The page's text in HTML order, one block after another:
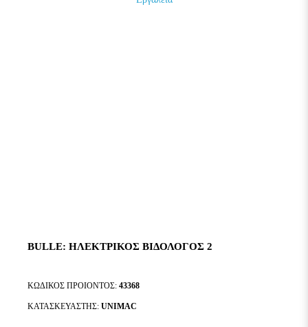
BULLE: ΗΛΕΚΤΡΙΚΟΣ ΒΙΔΟΛΟΓΟΣ 2
ΚΩΔΙΚΟΣ ΠΡΟΙΟΝΤΟΣ: 43368
ΚΑΤΑΣΚΕΥΑΣΤΗΣ: UNIMAC